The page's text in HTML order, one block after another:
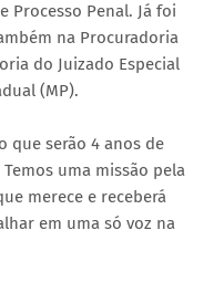
Processo Penal. Já foi
na Procuradoria
do Juizado Especial
(MP).
que serão 4 anos de
uma missão pela
merece e receberá
em uma só voz na